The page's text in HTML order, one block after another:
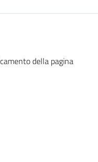
della pagina